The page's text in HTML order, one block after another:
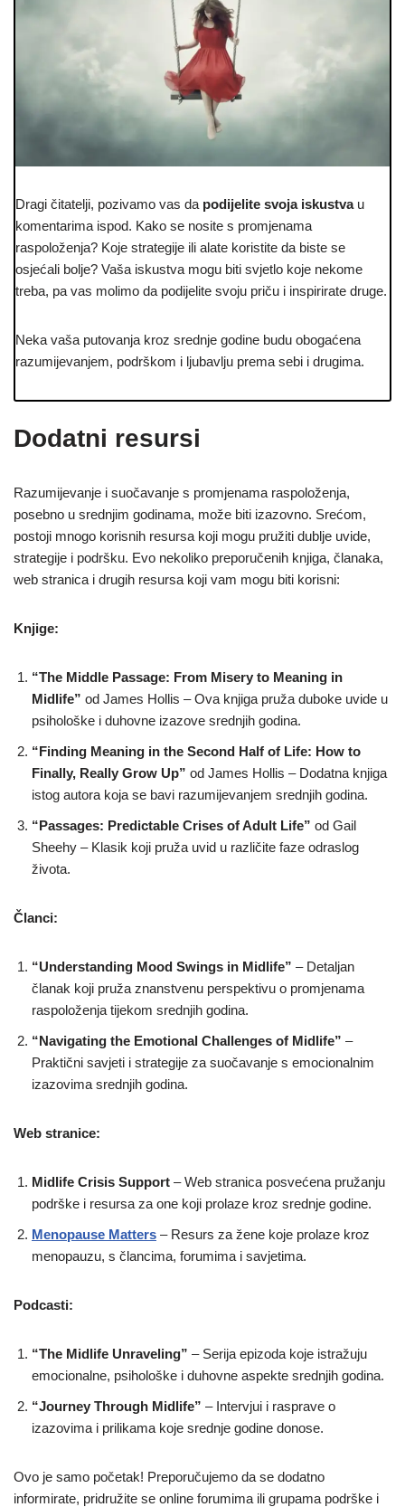
Dragi čitatelji, pozivamo vas da podijelite svoja iskustvau
komentarima ispod. Kako se nosite s promjenama
raspoloženja? Koje strategije ili alate koristite da biste se
osjećali bolje? Vaša iskustva mogu biti svjetlo koje nekome
treba, pa vas molimo da podijelite svoju priču i inspirirate druge.
Neka vaša putovanja kroz srednje godine budu obogaćena
razumijevanjem, podrškom i ljubavlju prema sebi i drugima.
Dodatni resursi
Razumijevanje i suočavanje s promjenama raspoloženja,
posebno u srednjim godinama, može biti izazovno. Srećom,
postoji mnogo korisnih resursa koji mogu pružiti dublje uvide,
strategije i podršku. Evo nekoliko preporučenih knjiga, članaka,
web stranica i drugih resursa koji vam mogu biti korisni:
Knjige:
“The Middle Passage: From Misery to Meaning in
Midlife” od James Hollis – Ova knjiga pruža duboke uvide u
psihološke i duhovne izazove srednjih godina.
“Finding Meaning in the Second Half of Life: How to
Finally, Really Grow Up” od James Hollis – Dodatna knjiga
istog autora koja se bavi razumijevanjem srednjih godina.
“Passages: Predictable Crises of Adult Life” od Gail
Sheehy – Klasik koji pruža uvid u različite faze odraslog
života.
Članci:
“Understanding Mood Swings in Midlife” – Detaljan
članak koji pruža znanstvenu perspektivu o promjenama
raspoloženja tijekom srednjih godina.
“Navigating the Emotional Challenges of Midlife” –
Praktični savjeti i strategije za suočavanje s emocionalnim
izazovima srednjih godina.
Web stranice:
Midlife Crisis Support – Web stranica posvećena pružanju
podrške i resursa za one koji prolaze kroz srednje godine.
Menopause Matters – Resurs za žene koje prolaze kroz
menopauzu, s člancima, forumima i savjetima.
Podcasti:
“The Midlife Unraveling” – Serija epizoda koje istražuju
emocionalne, psihološke i duhovne aspekte srednjih godina.
“Journey Through Midlife” – Intervjui i rasprave o
izazovima i prilikama koje srednje godine donose.
Ovo je samo početak! Preporučujemo da se dodatno
informirate, pridružite se online forumima ili grupama podrške i